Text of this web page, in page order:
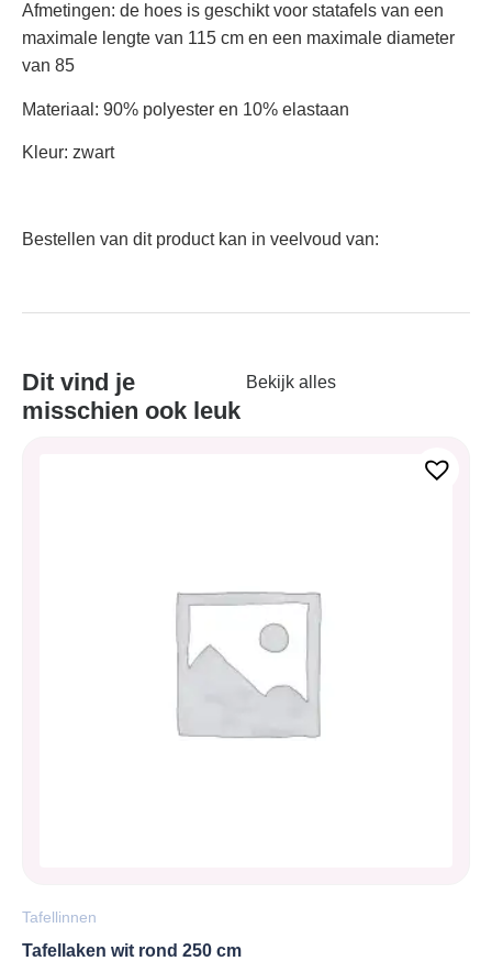
Afmetingen: de hoes is geschikt voor statafels van een
maximale lengte van 115 cm en een maximale diameter
van 85
Materiaal: 90% polyester en 10% elastaan
Kleur: zwart
Bestellen van dit product kan in veelvoud van:
Dit vind je
misschien ook leuk
Bekijk alles
Tafellinnen
Tafellaken wit rond 250 cm